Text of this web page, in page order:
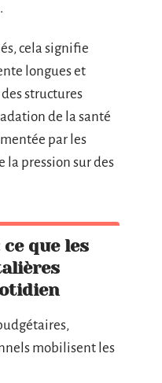
cela signifie
longues et
structures
de la santé
par les
la pression sur des
que les
mobilisent les